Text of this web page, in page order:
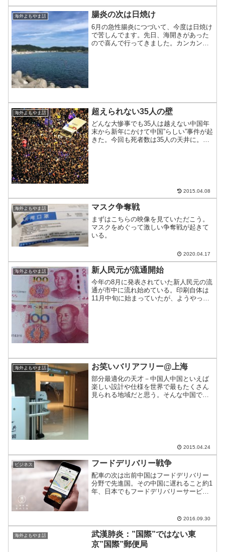
海外よもやま話 腸炎の次は日焼け
6月の急性腸炎につづいて、今度は日焼け
で苦しんでます。先日、海開きがあった
ので喜んで行ってきました。カンカン照
海外よもやま話 超えられない35人の壁
どんな大惨事でも35人は越えない中国年
末から新年にかけて中国”らしい”事件が起
きた。今回も死者数は35人の天井に。ど
2015.04.08
海外よもやま話 マスク争奪戦
まずはこちらの映像を見ていただこう。
マスクをめぐって激しい争奪戦が起きて
いる。
2020.04.17
海外よもやま話 新人民元が流通開始
今年の8月に発表されていた新人民元の流
通が市中に流れ始めている。印刷自体は
11月中旬に始まっていたが、ようやっと
海外よもやま話 お笑いバリアフリー@上海
部分最適化の天才－中国人中国といえば
楽しい設計や仕様を世界で最もたくさん
見られる地域だと思う。そんな中国で発
2015.04.24
ビジネス フードデリバリー戦争
配車の次は出前中国はフードデリバリー
分野で先進国。その中国に遅れること約1
年、日本でもフードデリバリーサービス
2016.09.30
海外よもやま話
武漢肺炎：”国際”ではない東
京”国際”郵便局